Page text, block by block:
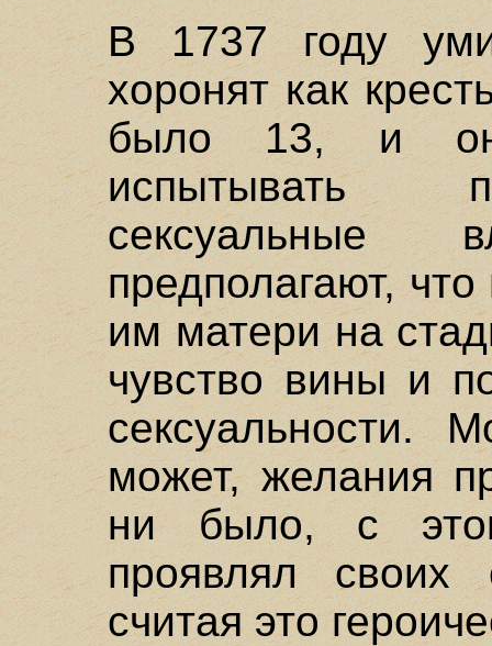
В 1737 году
хоронят как
было 13, и
испытывать
сексуальные
предполагают,
им матери на
чувство вины и
сексуальности.
может, желания
ни было, с
проявлял своих
считая это